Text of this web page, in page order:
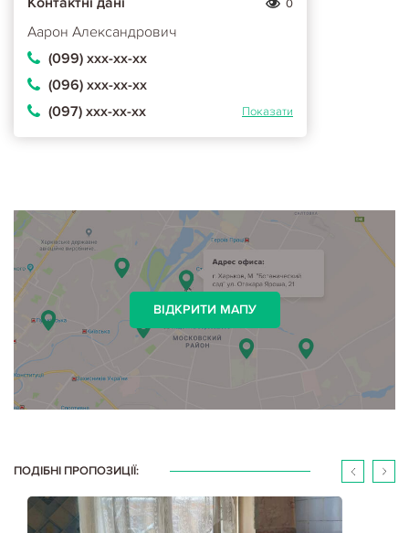
0
Аарон Александрович
(099) ххх-хх-хх
(096) ххх-хх-хх
(097) ххх-хх-хх
Показати
ВІДКРИТИ МАПУ
ПОДІБНІ ПРОПОЗИЦІЇ: